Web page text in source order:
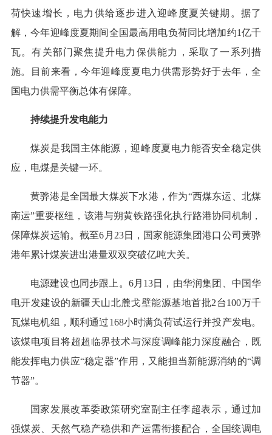
荷快速增长，电力供给逐步进入迎峰度夏关键期。据了
解，今年迎峰度夏期间全国最高用电负荷同比增加约1亿千
瓦。有关部门聚焦提升电力保供能力，采取了一系列措
施。目前来看，今年迎峰度夏电力供需形势好于去年，全
国电力供需平衡总体有保障。
持续提升发电能力
煤炭是我国主体能源，迎峰度夏电力能否安全稳定供
应，电煤是关键一环。
黄骅港是全国最大煤炭下水港，作为“西煤东运、北煤
南运”重要枢纽，该港与朔黄铁路强化执行路港协同机制，
保障煤炭运输。截至6月23日，国家能源集团港口公司黄骅
港年累计煤炭进出港量双双突破亿吨大关。
电源建设也同步跟上。6月13日，由华润集团、中国华
电开发建设的新疆天山北麓戈壁能源基地首批2台100万千
瓦煤电机组，顺利通过168小时满负荷试运行并投产发电。
该煤电项目将超超临界技术与深度调峰能力深度融合，既
能发挥电力供应“稳定器”作用，又能担当新能源消纳的“调
节器”。
国家发展改革委政策研究室副主任李超表示，通过加
强煤炭、天然气稳产稳供和产运需衔接配合，全国统调电